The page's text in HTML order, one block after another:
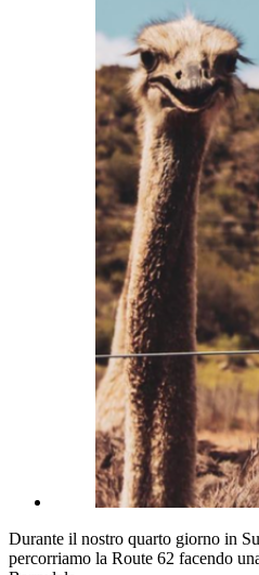
Durante il nostro quarto giorno in
percorriamo la Route 62 facendo